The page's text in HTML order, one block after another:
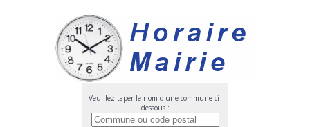
Veuillez taper le nom d'une commune ci-
dessous :